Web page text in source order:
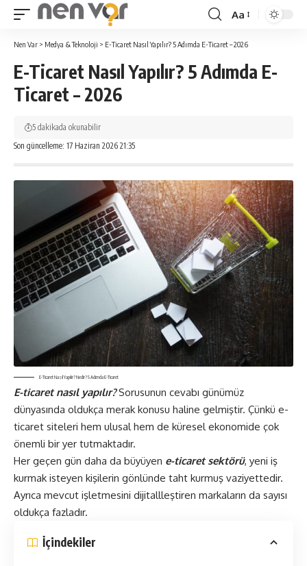
Yazı
Tipi
Boyutlandırıcı
Aa
Nen Var > Medya & Teknoloji > E-Ticaret Nasıl Yapılır? 5 Adımda E-Ticaret – 2026
E-Ticaret Nasıl Yapılır? 5 Adımda E-
Ticaret – 2026
Son güncelleme: 17 Haziran 2026 21:35
5 dakikada okunabilir
E-Ticaret Nasıl Yapılır? Nedir? 5 Adımda E-Ticaret
E-ticaret nasıl yapılır?Sorusunun cevabı günümüz
dünyasında oldukça merak konusu haline gelmiştir. Çünkü e-
ticaret siteleri hem ulusal hem de küresel ekonomide çok
önemli bir yer tutmaktadır.
Her geçen gün daha da büyüyen e-ticaret sektörü, yeni iş
kurmak isteyen kişilerin gönlünde taht kurmuş vaziyettedir.
Ayrıca mevcut işletmesini dijitallleştiren markaların da sayısı
oldukça fazladır.
İçindekiler